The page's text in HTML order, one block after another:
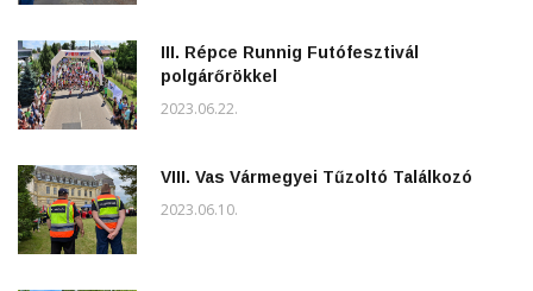
III. Répce Runnig Futófesztivál
polgárőrökkel
2023.06.22.
VIII. Vas Vármegyei Tűzoltó Találkozó
2023.06.10.